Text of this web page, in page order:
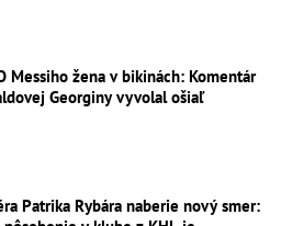
Messiho žena v bikinách: Komentár
Georginy vyvolal ošiaľ
Patrika Rybára naberie nový smer: